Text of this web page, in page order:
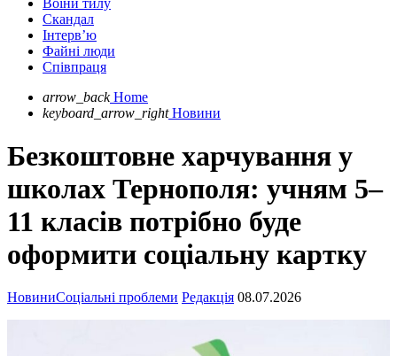
Скандал
Інтерв’ю
Файні люди
Співпраця
arrow_back Home
keyboard_arrow_right Новини
Безкоштовне харчування у
школах Тернополя: учням 5–
11 класів потрібно буде
оформити соціальну картку
НовиниСоціальні проблеми Редакція 08.07.2026